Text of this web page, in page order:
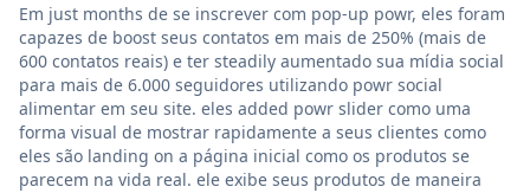
Em just months de se inscrever com pop-up powr, eles foram
capazes de boost seus contatos em mais de 250% (mais de
600 contatos reais) e ter steadily aumentado sua mídia social
para mais de 6.000 seguidores utilizando powr social
alimentar em seu site. eles added powr slider como uma
forma visual de mostrar rapidamente a seus clientes como
eles são landing on a página inicial como os produtos se
parecem na vida real. ele exibe seus produtos de maneira